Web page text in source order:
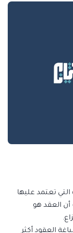
تعتمد عليها
أن العقد هو
العقود أكثر